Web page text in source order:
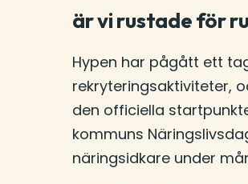
är vi rustade för
Hypen har pågått ett
rekryteringsaktiviteter,
den officiella
kommuns
näringsidkare under